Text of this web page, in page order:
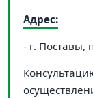
Адрес:
- г. Поставы,